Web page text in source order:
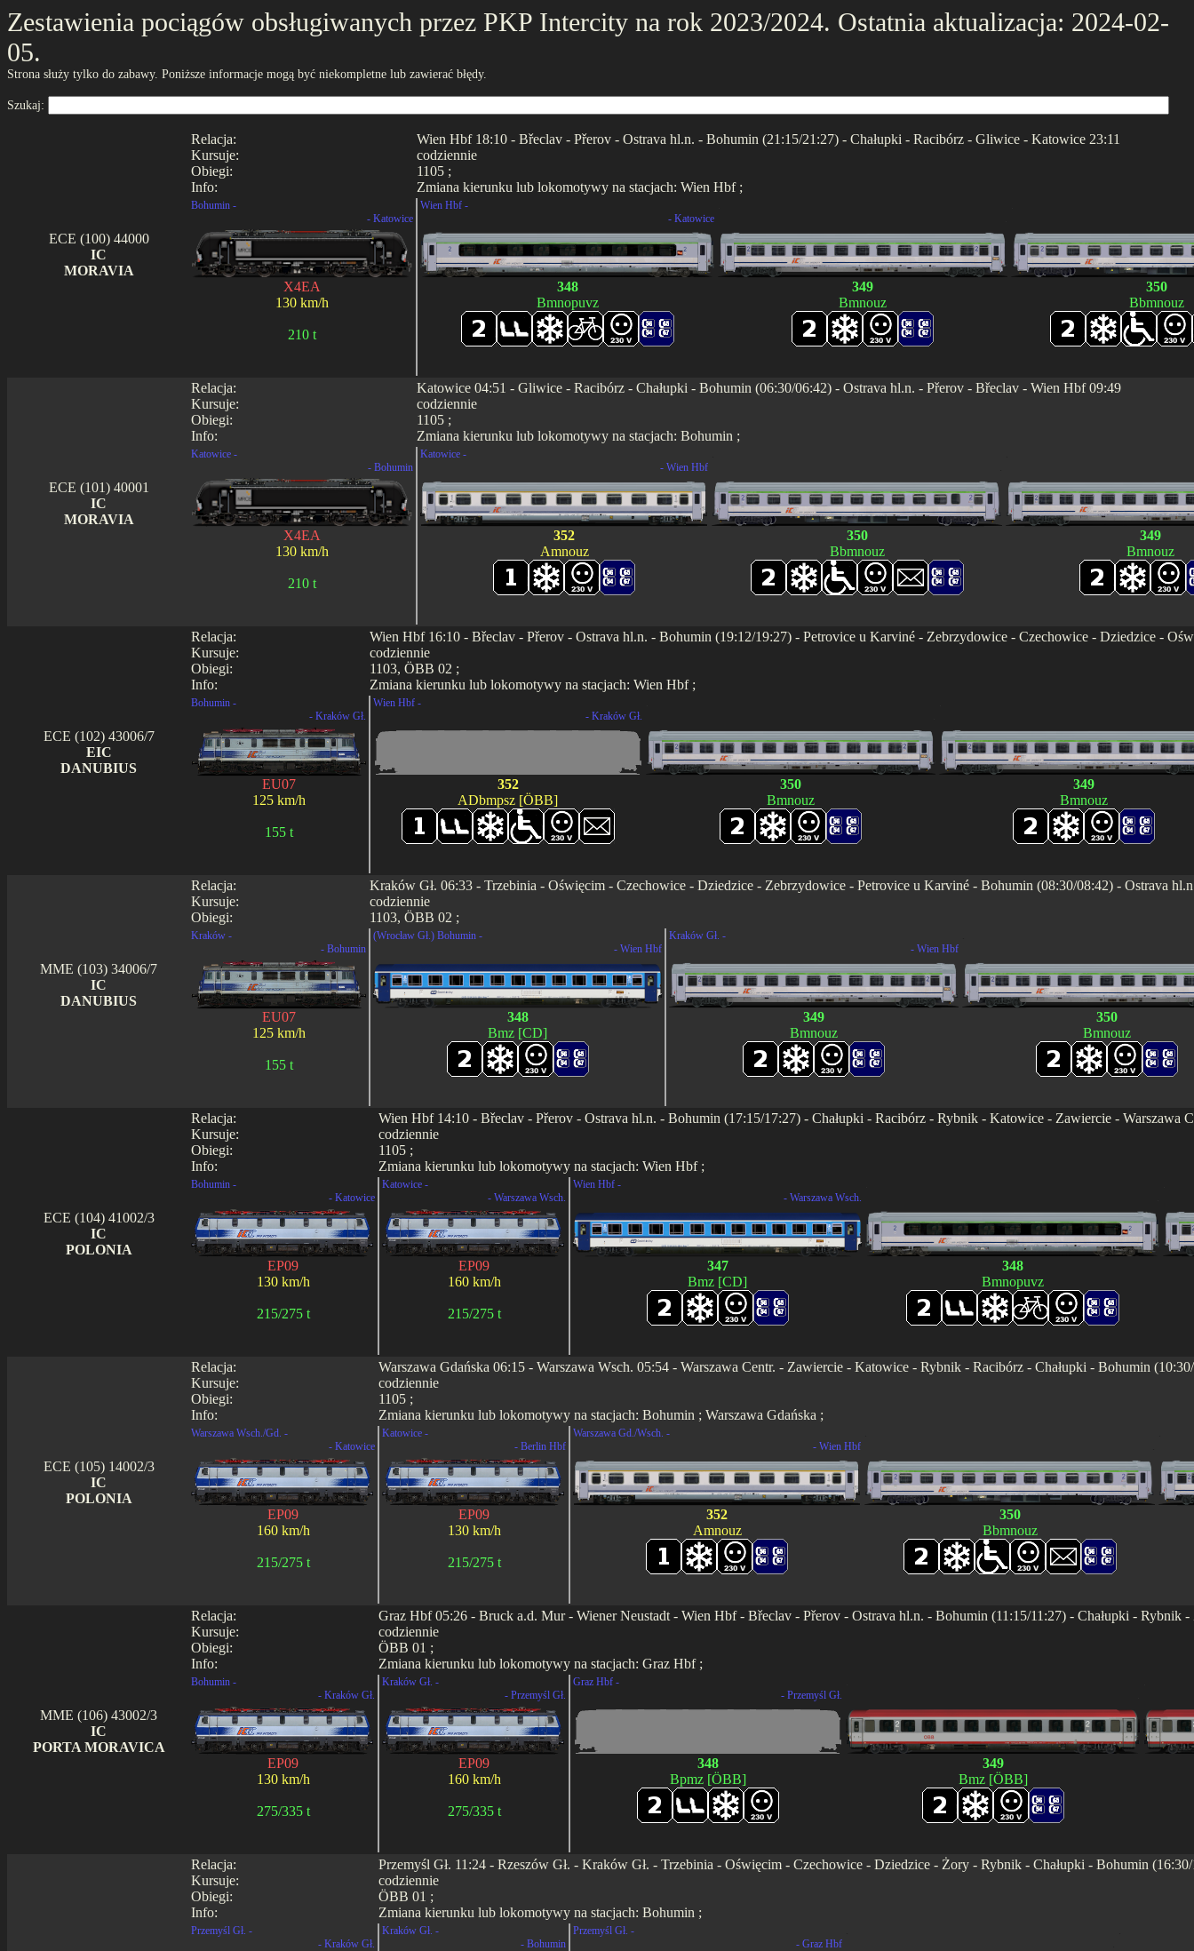
Zestawienia pociągów obsługiwanych przez PKP Intercity na rok 2023/2024. Ostatnia aktualizacja: 2024-02-
05.
Strona służy tylko do zabawy. Poniższe informacje mogą być niekompletne lub zawierać błędy.
Szukaj:
Relacja:
Kursuje:
Obiegi:
Info:
Wien Hbf 18:10 - Břeclav - Přerov - Ostrava hl.n. - Bohumin (21:15/21:27) - Chałupki - Racibórz - Gliwice - Katowice 23:11
codziennie
1105 ;
Zmiana kierunku lub lokomotywy na stacjach: Wien Hbf ;
ECE (100) 44000
IC
MORAVIA
Bohumin -
- Katowice
X4EA
130 km/h
210 t
Wien Hbf -
- Katowice
348
Bmnopuvz
349
Bmnouz
350
Bbmnouz
Relacja:
Kursuje:
Obiegi:
Info:
Katowice 04:51 - Gliwice - Racibórz - Chałupki - Bohumin (06:30/06:42) - Ostrava hl.n. - Přerov - Břeclav - Wien Hbf 09:49
codziennie
1105 ;
Zmiana kierunku lub lokomotywy na stacjach: Bohumin ;
ECE (101) 40001
IC
MORAVIA
Katowice -
- Bohumin
X4EA
130 km/h
210 t
Katowice -
- Wien Hbf
352
Amnouz
350
Bbmnouz
349
Bmnouz
Relacja:
Kursuje:
Obiegi:
Info:
Wien Hbf 16:10 - Břeclav - Přerov - Ostrava hl.n. - Bohumin (19:12/19:27) - Petrovice u Karviné - Zebrzydowice - Czechowice - Dziedzice -
codziennie
1103, ÖBB 02 ;
Zmiana kierunku lub lokomotywy na stacjach: Wien Hbf ;
ECE (102) 43006/7
EIC
DANUBIUS
Bohumin -
- Kraków Gł.
EU07
125 km/h
155 t
Wien Hbf -
- Kraków Gł.
352
ADbmpsz [ÖBB]
350
Bmnouz
349
Bmnouz
Relacja:
Kursuje:
Obiegi:
Kraków Gł. 06:33 - Trzebinia - Oświęcim - Czechowice - Dziedzice - Zebrzydowice - Petrovice u Karviné - Bohumin (08:30/08:42) - Ostrava
codziennie
1103, ÖBB 02 ;
MME (103) 34006/7
IC
DANUBIUS
Kraków -
- Bohumin
EU07
125 km/h
155 t
(Wrocław Gł.) Bohumin -
- Wien Hbf
348
Bmz [CD]
Kraków Gł. -
- Wien Hbf
349
Bmnouz
350
Bmnouz
Relacja:
Kursuje:
Obiegi:
Info:
Wien Hbf 14:10 - Břeclav - Přerov - Ostrava hl.n. - Bohumin (17:15/17:27) - Chałupki - Racibórz - Rybnik - Katowice - Zawiercie - Warszawa
codziennie
1105 ;
Zmiana kierunku lub lokomotywy na stacjach: Wien Hbf ;
ECE (104) 41002/3
IC
POLONIA
Bohumin -
- Katowice
EP09
130 km/h
215/275 t
Katowice -
- Warszawa Wsch.
EP09
160 km/h
215/275 t
Wien Hbf -
- Warszawa Wsch.
347
Bmz [CD]
348
Bmnopuvz
Relacja:
Kursuje:
Obiegi:
Info:
Warszawa Gdańska 06:15 - Warszawa Wsch. 05:54 - Warszawa Centr. - Zawiercie - Katowice - Rybnik - Racibórz - Chałupki - Bohumin
codziennie
1105 ;
Zmiana kierunku lub lokomotywy na stacjach: Bohumin ; Warszawa Gdańska ;
ECE (105) 14002/3
IC
POLONIA
Warszawa Wsch./Gd. -
- Katowice
EP09
160 km/h
215/275 t
Katowice -
- Berlin Hbf
EP09
130 km/h
215/275 t
Warszawa Gd./Wsch. -
- Wien Hbf
352
Amnouz
350
Bbmnouz
Relacja:
Kursuje:
Obiegi:
Info:
Graz Hbf 05:26 - Bruck a.d. Mur - Wiener Neustadt - Wien Hbf - Břeclav - Přerov - Ostrava hl.n. - Bohumin (11:15/11:27) - Chałupki -
codziennie
ÖBB 01 ;
Zmiana kierunku lub lokomotywy na stacjach: Graz Hbf ;
MME (106) 43002/3
IC
PORTA MORAVICA
Bohumin -
- Kraków Gł.
EP09
130 km/h
275/335 t
Kraków Gł. -
- Przemyśl Gł.
EP09
160 km/h
275/335 t
Graz Hbf -
- Przemyśl Gł.
348
Bpmz [ÖBB]
349
Bmz [ÖBB]
Relacja:
Kursuje:
Obiegi:
Info:
Przemyśl Gł. 11:24 - Rzeszów Gł. - Kraków Gł. - Trzebinia - Oświęcim - Czechowice - Dziedzice - Żory - Rybnik - Chałupki - Bohumin
codziennie
ÖBB 01 ;
Zmiana kierunku lub lokomotywy na stacjach: Bohumin ;
Przemyśl Gł. -
- Kraków Gł.
Kraków Gł. -
- Bohumin
Przemyśl Gł. -
- Graz Hbf